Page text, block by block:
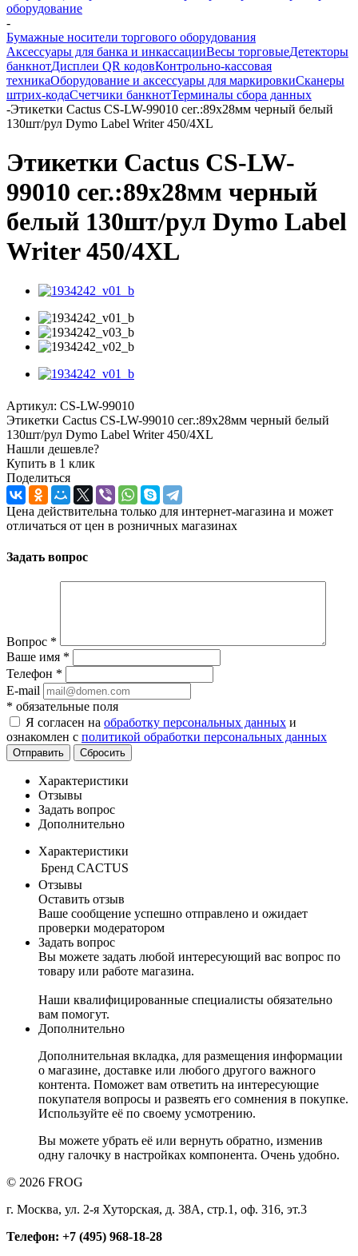
оборудование
-
Бумажные носители торгового оборудования
Аксессуары для банка и инкассацииВесы торговыеДетекторы
банкнотДисплеи QR кодовКонтрольно-кассовая
техникаОборудование и аксессуары для маркировкиСканеры
штрих-кодаСчетчики банкнотТерминалы сбора данных
-Этикетки Cactus CS-LW-99010 сег.:89x28мм черный белый
130шт/рул Dymo Label Writer 450/4XL
Этикетки Cactus CS-LW-
99010 сег.:89x28мм черный
белый 130шт/рул Dymo Label
Writer 450/4XL
Артикул: CS-LW-99010
Этикетки Cactus CS-LW-99010 сег.:89x28мм черный белый
130шт/рул Dymo Label Writer 450/4XL
Нашли дешевле?
Купить в 1 клик
Поделиться
Цена действительна только для интернет-магазина и может
отличаться от цен в розничных магазинах
Задать вопрос
Вопрос *
Ваше имя *
Телефон *
E-mail
* обязательные поля
Я согласен на обработку персональных данных и
ознакомлен с политикой обработки персональных данных
Отправить Сбросить
Характеристики
Отзывы
Задать вопрос
Дополнительно
Характеристики
Бренд CACTUS
Отзывы
Оставить отзыв
Ваше сообщение успешно отправлено и ожидает
проверки модератором
Задать вопрос
Вы можете задать любой интересующий вас вопрос по
товару или работе магазина.
Наши квалифицированные специалисты обязательно
вам помогут.
Дополнительно
Дополнительная вкладка, для размещения информации
о магазине, доставке или любого другого важного
контента. Поможет вам ответить на интересующие
покупателя вопросы и развеять его сомнения в покупке.
Используйте её по своему усмотрению.
Вы можете убрать её или вернуть обратно, изменив
одну галочку в настройках компонента. Очень удобно.
© 2026 FROG
г. Москва, ул. 2-я Хуторская, д. 38А, стр.1, оф. 316, эт.3
Телефон: +7 (495) 968-18-28